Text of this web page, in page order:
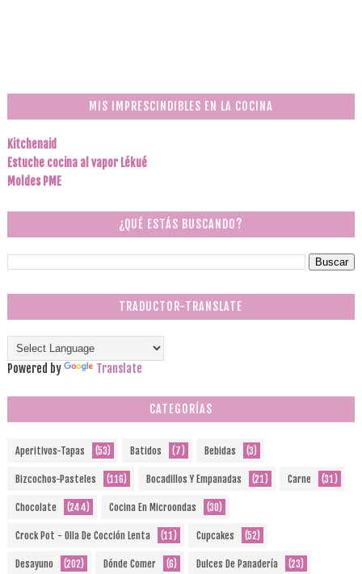
MIS IMPRESCINDIBLES EN LA COCINA
Kitchenaid
Estuche cocina al vapor Lékué
Moldes PME
¿QUÉ ESTÁS BUSCANDO?
TRADUCTOR-TRANSLATE
Powered by Translate
CATEGORÍAS
Aperitivos-Tapas (53) Batidos (7) Bebidas (3)
Bizcochos-Pasteles (116) Bocadillos Y Empanadas (21) Carne (31)
Chocolate (244) Cocina En Microondas (30)
Crock Pot - Olla De Cocción Lenta (11) Cupcakes (52)
Desayuno (202) Dónde Comer (6) Dulces De Panadería (23)